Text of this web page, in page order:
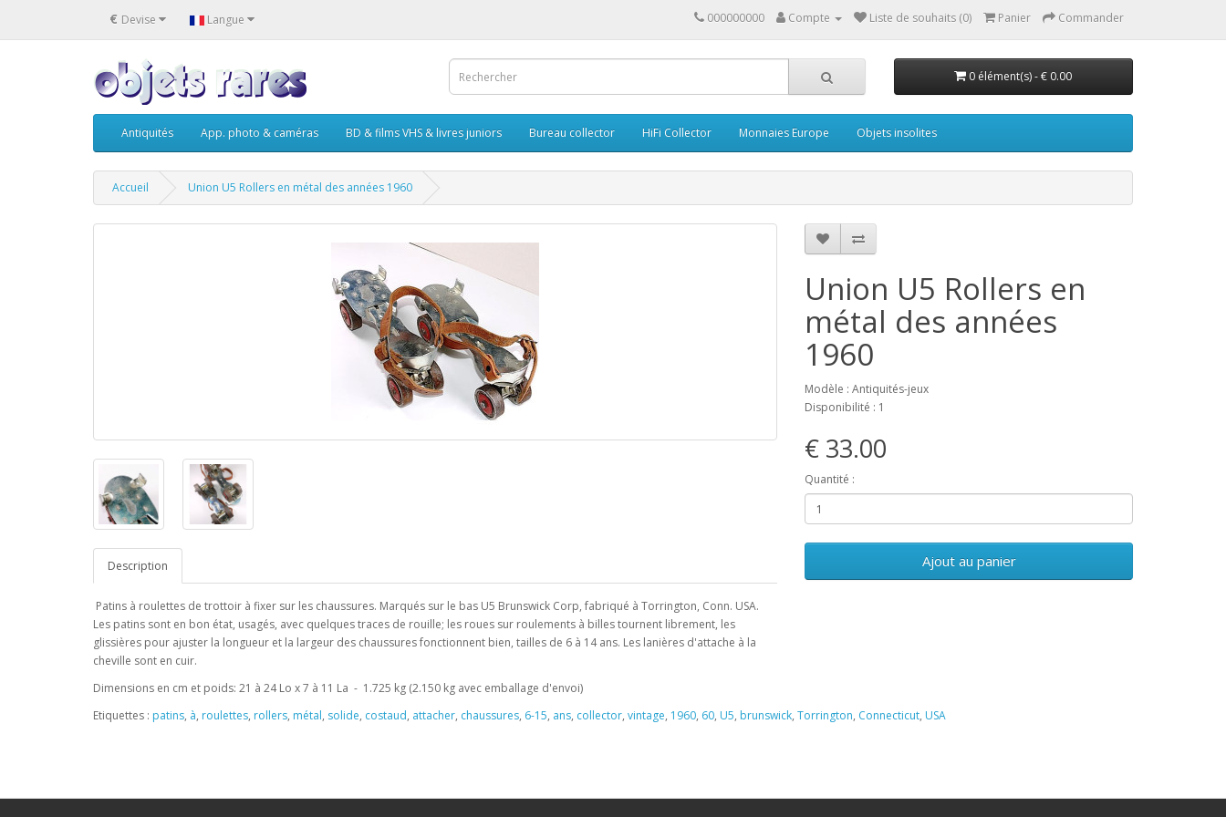
€ Devise Langue 000000000 Compte Liste de souhaits (0) Panier Commander
0 élément(s) - € 0.00
Antiquités App. photo & caméras BD & films VHS & livres juniors Bureau collector HiFi Collector Monnaies Europe Objets insolites
Accueil Union U5 Rollers en métal des années 1960
Description
Patins à roulettes de trottoir à fixer sur les chaussures. Marqués sur le bas U5 Brunswick Corp, fabriqué à Torrington, Conn. USA.
Les patins sont en bon état, usagés, avec quelques traces de rouille; les roues sur roulements à billes tournent librement, les
glissières pour ajuster la longueur et la largeur des chaussures fonctionnent bien, tailles de 6 à 14 ans. Les lanières d'attache à la
cheville sont en cuir.
Dimensions en cm et poids: 21 à 24 Lo x 7 à 11 La - 1.725 kg (2.150 kg avec emballage d'envoi)
Union U5 Rollers en
métal des années
1960
Modèle : Antiquités-jeux
Disponibilité : 1
€ 33.00
Quantité :
Ajout au panier
Etiquettes : patins, à, roulettes, rollers, métal, solide, costaud, attacher, chaussures, 6-15, ans, collector, vintage, 1960, 60, U5, brunswick, Torrington, Connecticut, USA